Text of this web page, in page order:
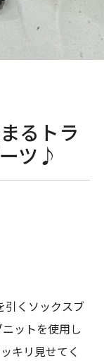
るトラ
ツ♪
引くソックスブ
ットを使用し
キリ見せてく